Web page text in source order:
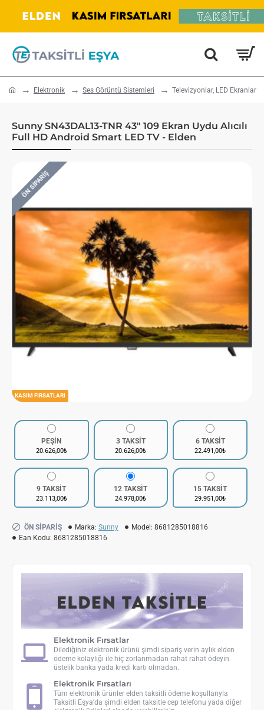
home Elektronik Ses Görüntü Sistemleri Televizyonlar, LED Ekranlar
Sunny SN43DAL13-TNR 43" 109 Ekran Uydu Alıcılı
Full HD Android Smart LED TV - Elden
KASIM FIRSATLARI
ÖN SIPARIŞ
PEŞİN
20.626,00₺
3 TAKSİT
20.626,00₺
6 TAKSİT
22.491,00₺
9 TAKSİT
23.113,00₺
12 TAKSİT
24.978,00₺
15 TAKSİT
29.951,00₺
ÖN SIPARIŞ Marka: Sunny Model: 8681285018816
Ean Kodu: 8681285018816
Elektronik Fırsatlar
Dilediğiniz elektronik ürünü şimdi sipariş verin aylık elden
ödeme kolaylığı ile hiç zorlanmadan rahat rahat ödeyin
üstelik banka yada kredi kartı olmadan.
Elektronik Fırsatları
Tüm elektronik ürünler elden taksitli ödeme koşullarıyla
Taksitli Eşya'da şimdi elden taksitle cep telefonu yada diğer